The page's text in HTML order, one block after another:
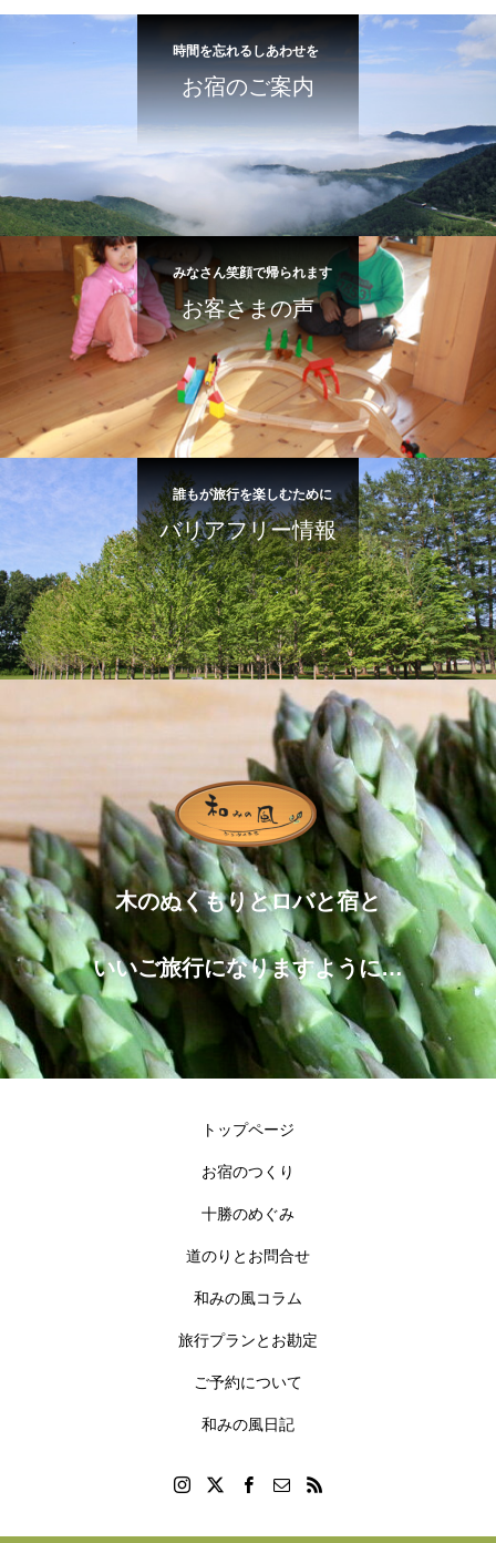
時間を忘れるしあわせを
お宿のご案内
みなさん笑顔で帰られます
お客さまの声
誰もが旅行を楽しむために
バリアフリー情報
木のぬくもりとロバと宿と
いいご旅行になりますように…
トップページ
お宿のつくり
十勝のめぐみ
道のりとお問合せ
和みの風コラム
旅行プランとお勘定
ご予約について
和みの風日記